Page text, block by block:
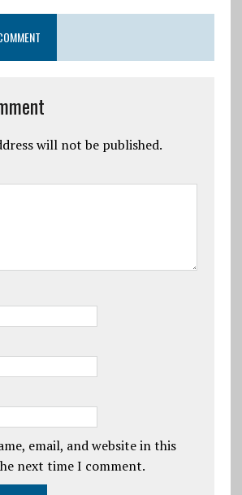
will not be published.
email, and website in this
next time I comment.